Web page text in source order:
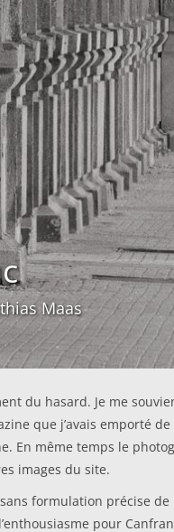
Maas
du hasard. Je me
que j’avais emporté
En même temps le
images du site.
formulation précise
pour